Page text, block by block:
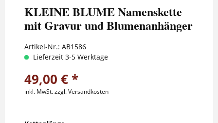
KLEINE BLUME Namenskette
mit Gravur und Blumenanhänger
Artikel-Nr.: AB1586
Lieferzeit 3-5 Werktage
49,00 € *
inkl. MwSt.zzgl. Versandkosten